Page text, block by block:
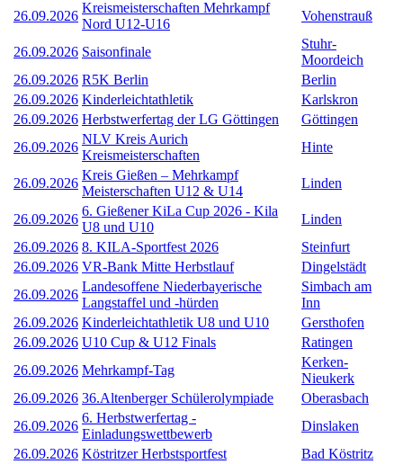
26.09.2026
Kreismeisterschaften Mehrkampf
Nord U12-U16
Vohenstrauß
26.09.2026 Saisonfinale
Stuhr-
Moordeich
26.09.2026 R5K Berlin
Berlin
26.09.2026 Kinderleichtathletik
Karlskron
26.09.2026 Herbstwerfertag der LG Göttingen
Göttingen
26.09.2026
NLV Kreis Aurich
Kreismeisterschaften
Hinte
26.09.2026
Kreis Gießen – Mehrkampf
Meisterschaften U12 & U14
Linden
26.09.2026
6. Gießener KiLa Cup 2026 - Kila
U8 und U10
Linden
26.09.2026 8. KILA-Sportfest 2026
Steinfurt
26.09.2026 VR-Bank Mitte Herbstlauf
Dingelstädt
26.09.2026
Landesoffene Niederbayerische
Langstaffel und -hürden
Simbach am
Inn
26.09.2026 Kinderleichtathletik U8 und U10
Gersthofen
26.09.2026 U10 Cup & U12 Finals
Ratingen
26.09.2026 Mehrkampf-Tag
Kerken-
Nieukerk
26.09.2026 36.Altenberger Schülerolympiade
Oberasbach
26.09.2026
6. Herbstwerfertag -
Einladungswettbewerb
Dinslaken
26.09.2026 Köstritzer Herbstsportfest
Bad Köstritz